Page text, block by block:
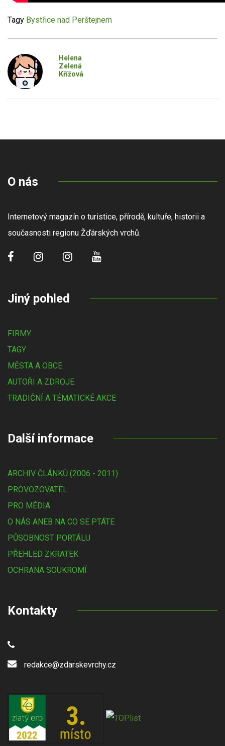
Tagy Bystřice nad Perštejnem
Helena
Zelená
Křížová
O nás
Internetový magazín o turistice, přírodě, kultuře, historii a
současnosti regionu Žďárských vrchů.
Jiný pohled
FIRMY
TAGY
MĚSTA A OBCE
AUTOŘI A ZDROJE
TRADIČNÍ A TÉMATICKÉ AKCE
Další informace
ARCHIV ČLÁNKŮ (2006 - 2011)
PROVOZOVATEL
PRO MÉDIA
O NÁS ANEB NA CO SE PTÁTE
PŮSOBNOST PORTÁLU
PŘEHLED ZKRATEK
OCHRANA SOUKROMÍ
Kontakty
redakce@zdarskevrchy.cz